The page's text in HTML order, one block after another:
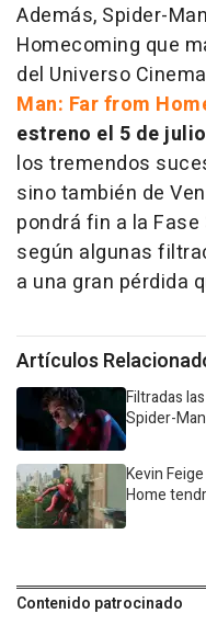
Además, Spider-
Homecoming que
del Universo
Man: Far from
estreno el 5 de
los tremendos
sino también de
pondrá fin a la Fase
según algunas
a una gran pérdida
Artículos
Filtradas
Spider-
Kevin
Home
Contenido patrocinado